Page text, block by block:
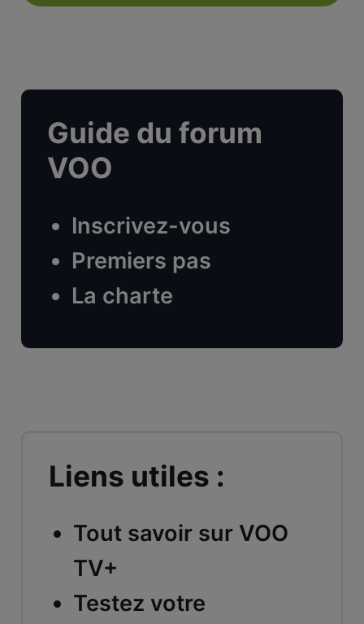
Guide du forum
VOO
Inscrivez-vous
Premiers pas
La charte
Liens utiles :
Tout savoir sur VOO
TV+
Testez votre